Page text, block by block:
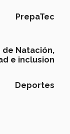
PrepaTec
Natación,
e inclusion
Deportes